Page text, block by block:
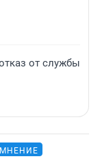
от службы
МНЕНИЕ